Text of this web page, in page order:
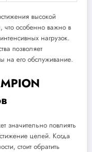
высокой
что особенно важно в
нагрузок.
позволяет
на его обслуживание.
значительно повлиять
целей. Когда
стоит обратить